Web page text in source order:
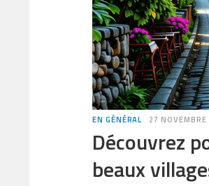
EN GÉNÉRAL 27
Découvrez
beaux